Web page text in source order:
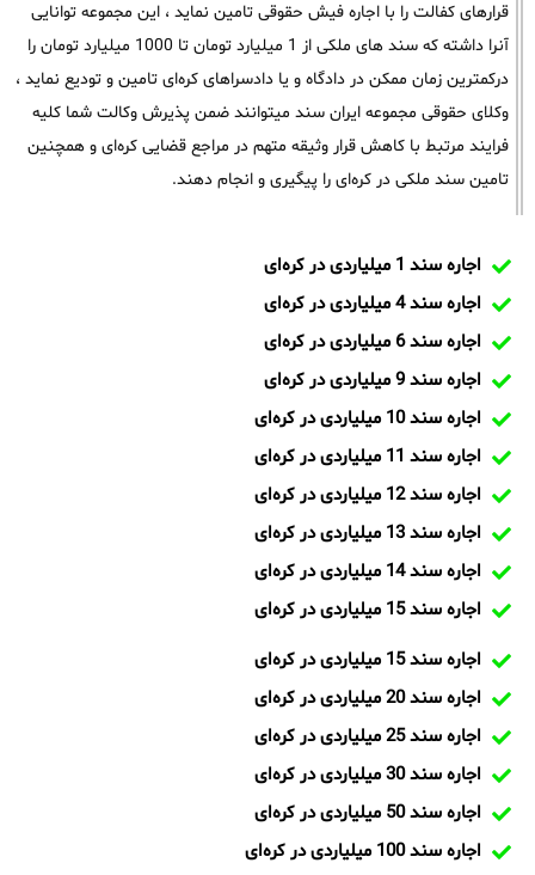
قرارهای کفالت را با اجاره فیش حقوقی تامین نماید ، این مجموعه توانایی
آنرا داشته که سند های ملکی از 1 میلیارد تومان تا 1000 میلیارد تومان را
درکمترین زمان ممکن در دادگاه و یا دادسراهای کره‌ای تامین و تودیع نماید ،
وکلای حقوقی مجموعه ایران سند میتوانند ضمن پذیرش وکالت شما کلیه
فرایند مرتبط با کاهش قرار وثیقه متهم در مراجع قضایی کره‌ای و همچنین
تامین سند ملکی در کره‌ای را پیگیری و انجام دهند.
اجاره سند 1 میلیاردی در کره‌ای
اجاره سند 4 میلیاردی در کره‌ای
اجاره سند 6 میلیاردی در کره‌ای
اجاره سند 9 میلیاردی در کره‌ای
اجاره سند 10 میلیاردی در کره‌ای
اجاره سند 11 میلیاردی در کره‌ای
اجاره سند 12 میلیاردی در کره‌ای
اجاره سند 13 میلیاردی در کره‌ای
اجاره سند 14 میلیاردی در کره‌ای
اجاره سند 15 میلیاردی در کره‌ای
اجاره سند 15 میلیاردی در کره‌ای
اجاره سند 20 میلیاردی در کره‌ای
اجاره سند 25 میلیاردی در کره‌ای
اجاره سند 30 میلیاردی در کره‌ای
اجاره سند 50 میلیاردی در کره‌ای
اجاره سند 100 میلیاردی در کره‌ای